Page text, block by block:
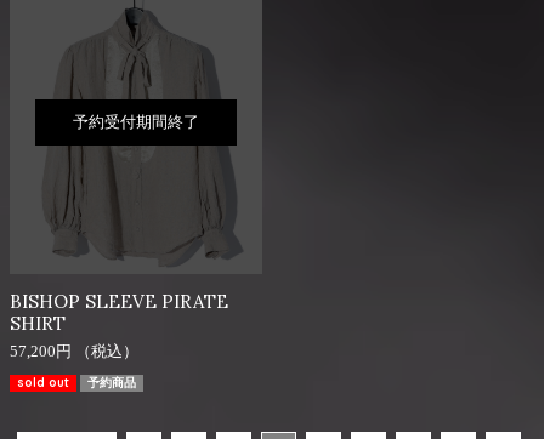
BISHOP SLEEVE PIRATE
SHIRT
57,200円 （税込）
sold out 予約商品